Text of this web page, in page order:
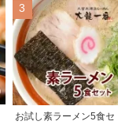
3
お試し素ラーメン5食セ